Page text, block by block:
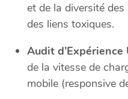
et de la diversité
des liens toxiques.
Audit
de la vitesse de
mobile (responsive